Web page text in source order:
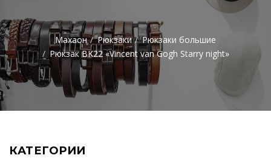
Махаон Рюкзаки
Рюкзаки большие
Рюкзак BK22 «Vincent van Gogh Starry night»
КАТЕГОРИИ